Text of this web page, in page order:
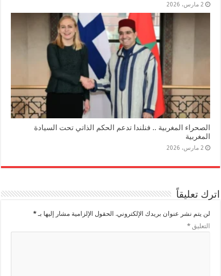
2 مارس، 2026
الصحراء المغربية .. فنلندا تدعم الحكم الذاتي تحت السيادة
المغربية
2 مارس، 2026
اترك تعليقاً
لن يتم نشر عنوان بريدك الإلكتروني. الحقول الإلزامية مشار إليها بـ*
التعليق*